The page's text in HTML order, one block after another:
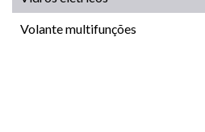
Volante multifunções